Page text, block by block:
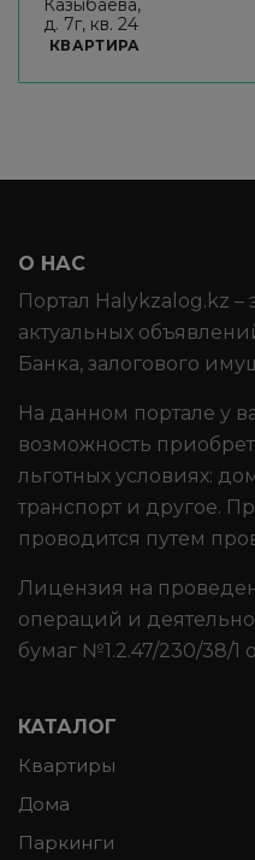
КВАРТИРА
О НАС
Портал Halykzalog.kz –
актуальных
Банка, залогового
На данном портале у
возможность
льготных условиях:
транспорт и другое.
проводится путем
Лицензия на
операций и
бумаг №1.2.47/230/38/1
КАТАЛОГ
Квартиры
Дома
Паркинги